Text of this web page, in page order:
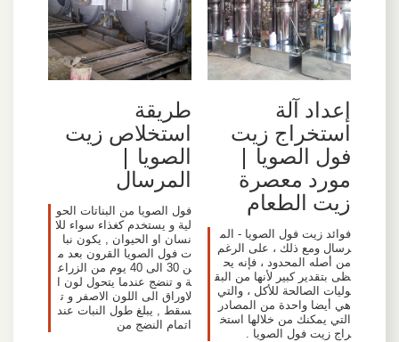
إعداد آلة
استخراج زيت
فول الصويا |
مورد معصرة
زيت الطعام
فوائد زيت فول الصويا - الم
رسال ومع ذلك ، على الرغم
من أصله المحدود ، فإنه يح
ظى بتقدير كبير لأنها من البق
وليات الصالحة للأكل ، والتي
هي أيضا واحدة من المصادر
التي يمكنك من خلالها استخ
راج زيت فول الصويا .
طريقة
استخلاص زيت
الصويا |
المرسال
فول الصويا من البناتات الحو
لية و يستخدم كغذاء سواء للا
نسان او الحيوان , يكون نبا
ت فول الصويا القرون بعد م
ن 30 الى 40 يوم من الزراع
ة و تنضج عندما يتحول لون ا
لاوراق الى اللون الاصفر و ت
سقط , يبلغ طول النبات عند
اتمام النضج من